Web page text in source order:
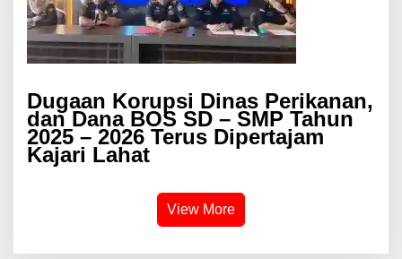
Dugaan Korupsi Dinas Perikanan,
dan Dana BOS SD – SMP Tahun
2025 – 2026 Terus Dipertajam
Kajari Lahat
View More